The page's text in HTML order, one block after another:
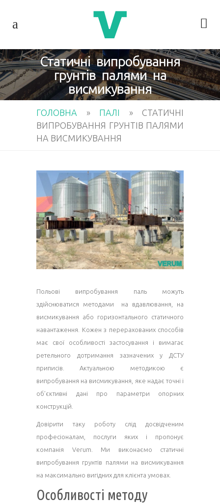
Статичні випробування
грунтів палями на
висмикування
ГОЛОВНА » ПАЛІ » СТАТИЧНІ
ВИПРОБУВАННЯ ГРУНТІВ ПАЛЯМИ
НА ВИСМИКУВАННЯ
Польові випробування паль можуть
здійснюватися методами на вдавлювання, на
висмикування або горизонтального статичного
навантаження. Кожен з перерахованих способів
має свої особливості застосування і вимагає
ретельного дотримання зазначених у ДСТУ
приписів. Актуальною методикою є
випробування на висмикування, яке надає точні і
об’єктивні дані про параметри опорних
конструкцій.
Довірити таку роботу слід досвідченим
професіоналам, послуги яких і пропонує
компанія Verum. Ми виконаємо статичні
випробування грунтів палями на висмикування
на максимально вигідних для клієнта умовах.
Особливості методу